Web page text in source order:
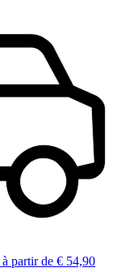
à partir de € 54,90